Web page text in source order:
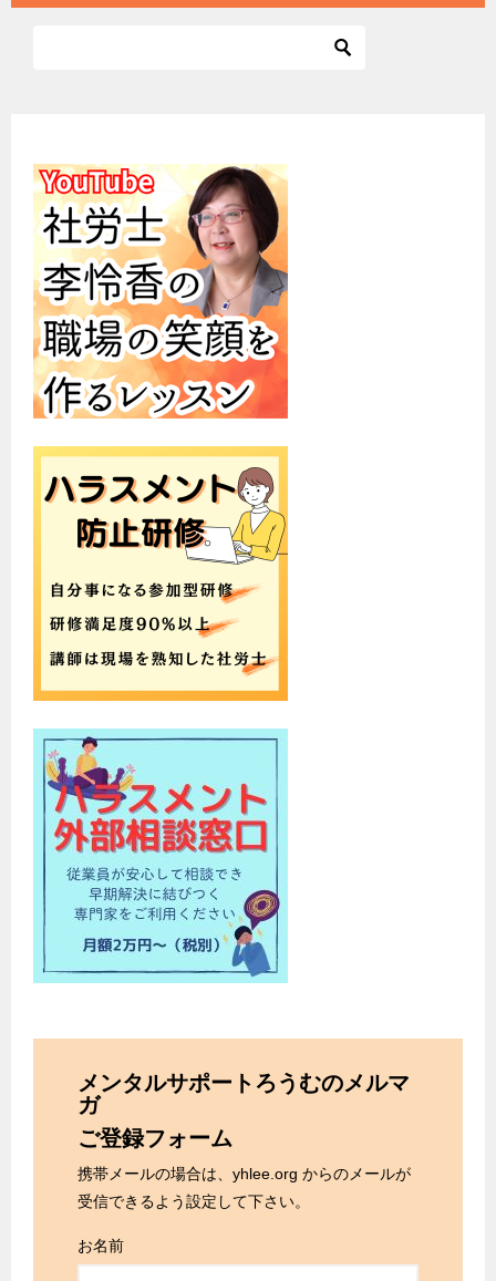
メンタルサポートろうむのメルマ
ガ
ご登録フォーム
携帯メールの場合は、yhlee.org からのメールが
受信できるよう設定して下さい。
お名前